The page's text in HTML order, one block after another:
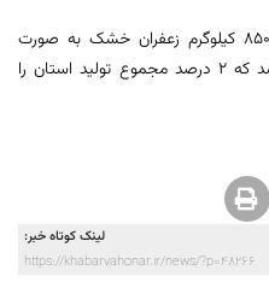
وی یادآور شد: سال گذشته ۲ تن و ۸۵۰ کیلوگرم زعفران خشک به صورت
حمایتی از کشاورزان استان خریداری شد که ۲ درصد مجموع تولید استان را
لینک کوتاه خبر:
https://khabarvahonar.ir/news/?p=48266